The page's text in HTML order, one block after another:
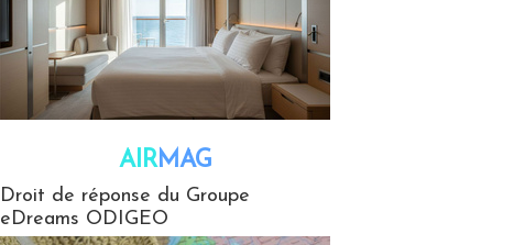
AIRMAG
Droit de réponse du Groupe
eDreams ODIGEO